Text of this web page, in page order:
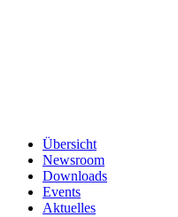
Übersicht
Newsroom
Downloads
Events
Aktuelles